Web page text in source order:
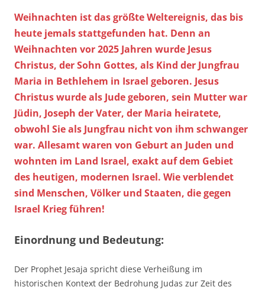
Weihnachten ist das größte Weltereignis, das bis
heute jemals stattgefunden hat. Denn an
Weihnachten vor 2025 Jahren wurde Jesus
Christus, der Sohn Gottes, als Kind der Jungfrau
Maria in Bethlehem in Israel geboren. Jesus
Christus wurde als Jude geboren, sein Mutter war
Jüdin, Joseph der Vater, der Maria heiratete,
obwohl Sie als Jungfrau nicht von ihm schwanger
war. Allesamt waren von Geburt an Juden und
wohnten im Land Israel, exakt auf dem Gebiet
des heutigen, modernen Israel. Wie verblendet
sind Menschen, Völker und Staaten, die gegen
Israel Krieg führen!
Einordnung und Bedeutung:
Der Prophet Jesaja spricht diese Verheißung im
historischen Kontext der Bedrohung Judas zur Zeit des